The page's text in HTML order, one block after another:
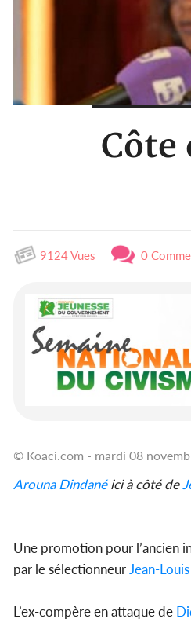
Côte
9124 Vues 0
© Koaci.com - mardi 08
Arouna Dindanéici à côté de
Une promotion pour l’ancien
par le sélectionneur Jean-
L’ex-compère en attaque de